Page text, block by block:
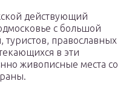
действующий
с большой
туристов, православных
в эти
живописные места со